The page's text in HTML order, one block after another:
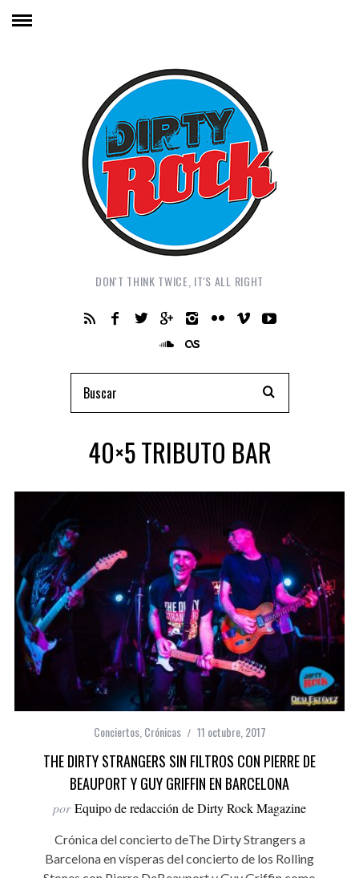
DON'T THINK TWICE, IT'S ALL RIGHT
40×5 TRIBUTO BAR
Conciertos, Crónicas 11 octubre, 2017
THE DIRTY STRANGERS SIN FILTROS CON PIERRE DE
BEAUPORT Y GUY GRIFFIN EN BARCELONA
por Equipo de redacción de Dirty Rock Magazine
Crónica del concierto deThe Dirty Strangers a
Barcelona en vísperas del concierto de los Rolling